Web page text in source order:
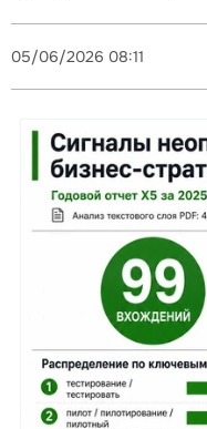
05/06/2026 08:11